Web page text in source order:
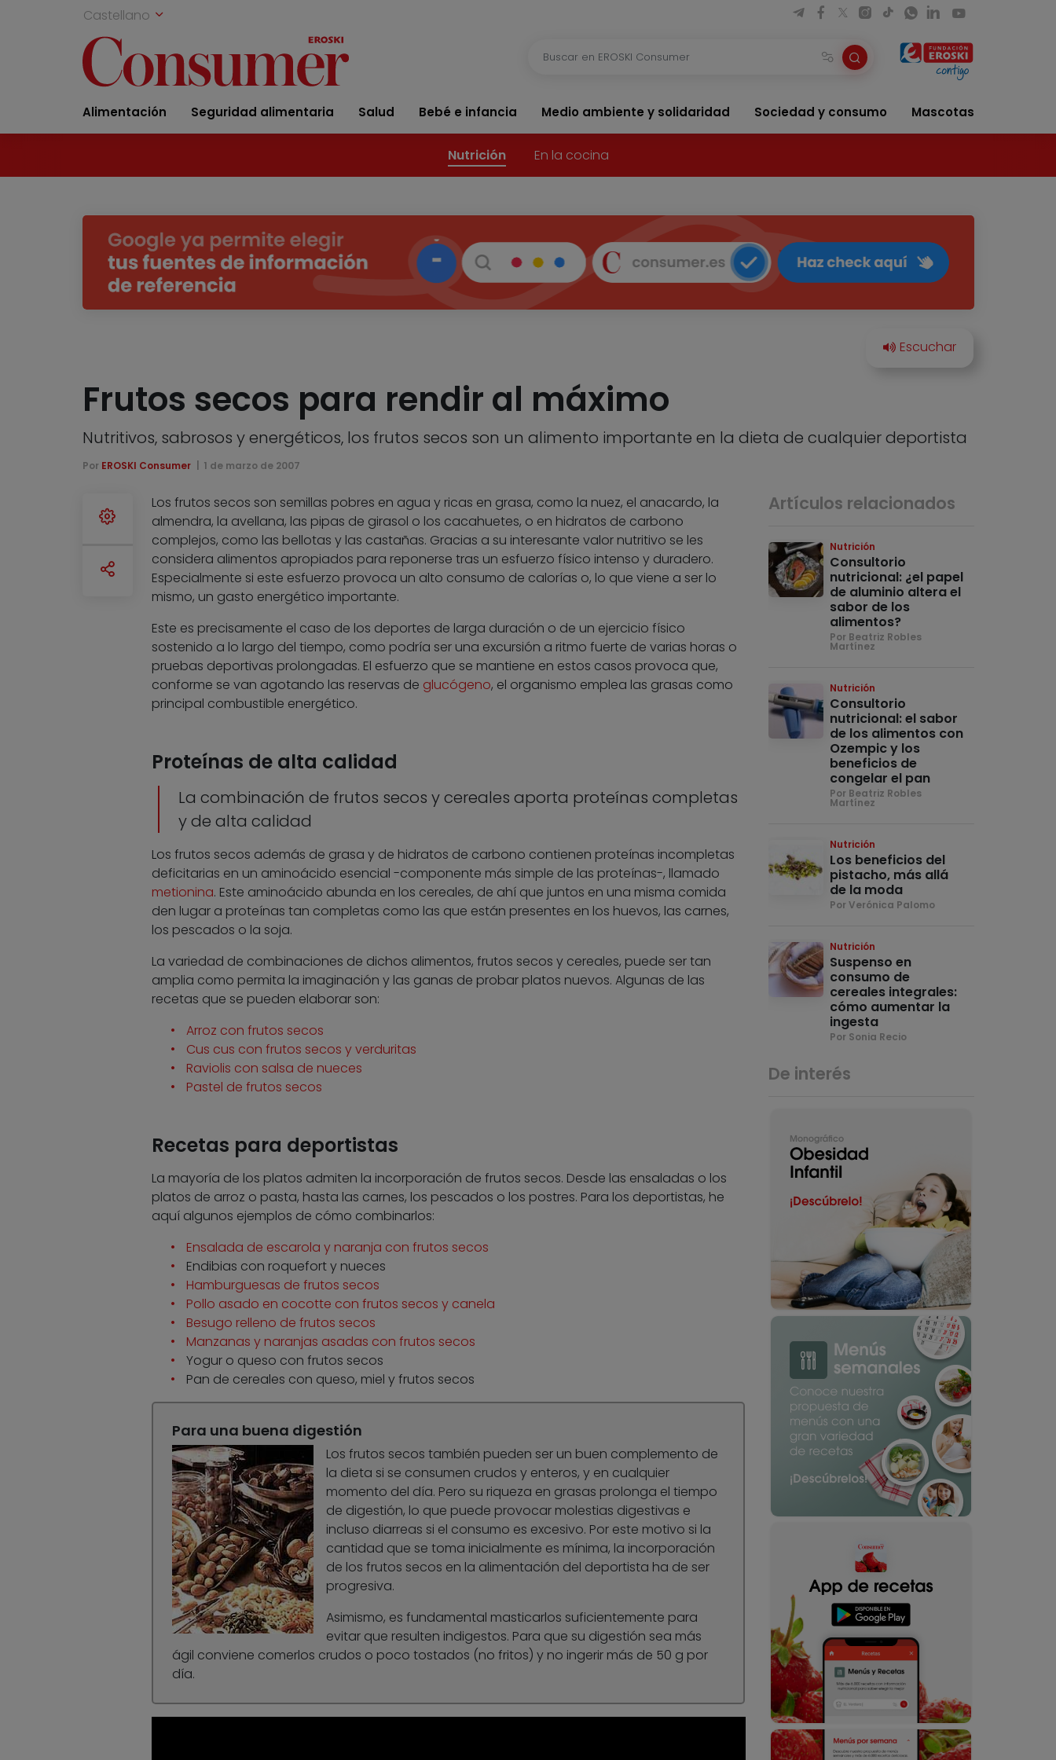
Castellano
Alimentación Seguridad alimentaria Salud Bebé e infancia Medio ambiente y solidaridad Sociedad y consumo Mascotas
Nutrición En la cocina
Frutos secos para rendir al máximo
Nutritivos, sabrosos y energéticos, los frutos secos son un alimento importante en la dieta de cualquier deportista
Por EROSKI Consumer 1 de marzo de 2007
Los frutos secos son semillas pobres en agua y ricas en grasa, como la nuez, el anacardo, la
almendra, la avellana, las pipas de girasol o los cacahuetes, o en hidratos de carbono
complejos, como las bellotas y las castañas. Gracias a su interesante valor nutritivo se les
considera alimentos apropiados para reponerse tras un esfuerzo físico intenso y duradero.
Especialmente si este esfuerzo provoca un alto consumo de calorías o, lo que viene a ser lo
mismo, un gasto energético importante.
Este es precisamente el caso de los deportes de larga duración o de un ejercicio físico
sostenido a lo largo del tiempo, como podría ser una excursión a ritmo fuerte de varias horas o
pruebas deportivas prolongadas. El esfuerzo que se mantiene en estos casos provoca que,
conforme se van agotando las reservas de glucógeno, el organismo emplea las grasas como
principal combustible energético.
Proteínas de alta calidad
La combinación de frutos secos y cereales aporta proteínas completas
y de alta calidad
Los frutos secos además de grasa y de hidratos de carbono contienen proteínas incompletas
deficitarias en un aminoácido esencial -componente más simple de las proteínas-, llamado
metionina. Este aminoácido abunda en los cereales, de ahí que juntos en una misma comida
den lugar a proteínas tan completas como las que están presentes en los huevos, las carnes,
los pescados o la soja.
La variedad de combinaciones de dichos alimentos, frutos secos y cereales, puede ser tan
amplia como permita la imaginación y las ganas de probar platos nuevos. Algunas de las
recetas que se pueden elaborar son:
Arroz con frutos secos
Cus cus con frutos secos y verduritas
Raviolis con salsa de nueces
Pastel de frutos secos
Recetas para deportistas
La mayoría de los platos admiten la incorporación de frutos secos. Desde las ensaladas o los
platos de arroz o pasta, hasta las carnes, los pescados o los postres. Para los deportistas, he
aquí algunos ejemplos de cómo combinarlos:
Ensalada de escarola y naranja con frutos secos
Endibias con roquefort y nueces
Hamburguesas de frutos secos
Pollo asado en cocotte con frutos secos y canela
Besugo relleno de frutos secos
Manzanas y naranjas asadas con frutos secos
Yogur o queso con frutos secos
Pan de cereales con queso, miel y frutos secos
Para una buena digestión
Los frutos secos también pueden ser un buen complemento de
la dieta si se consumen crudos y enteros, y en cualquier
momento del día. Pero su riqueza en grasas prolonga el tiempo
de digestión, lo que puede provocar molestias digestivas e
incluso diarreas si el consumo es excesivo. Por este motivo si la
cantidad que se toma inicialmente es mínima, la incorporación
de los frutos secos en la alimentación del deportista ha de ser
progresiva.
Asimismo, es fundamental masticarlos suficientemente para
evitar que resulten indigestos. Para que su digestión sea más
ágil conviene comerlos crudos o poco tostados (no fritos) y no ingerir más de 50 g por
día.
Artículos relacionados
Nutrición
Consultorio
nutricional: ¿el papel
de aluminio altera el
sabor de los
alimentos?
Por Beatriz Robles
Martínez
Nutrición
Consultorio
nutricional: el sabor
de los alimentos con
Ozempic y los
beneficios de
congelar el pan
Por Beatriz Robles
Martínez
Nutrición
Los beneficios del
pistacho, más allá
de la moda
Por Verónica Palomo
Nutrición
Suspenso en
consumo de
cereales integrales:
cómo aumentar la
ingesta
Por Sonia Recio
De interés